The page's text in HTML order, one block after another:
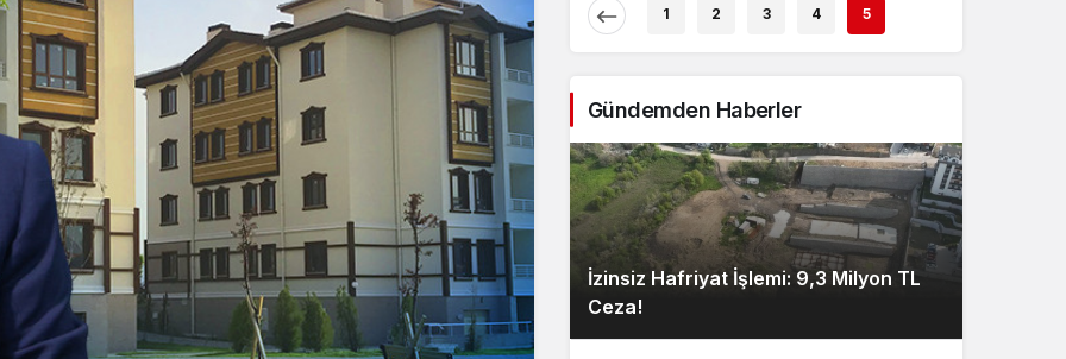
1 2 3 4 5
Gündemden Haberler
İzinsiz Hafriyat İşlemi: 9,3 Milyon TL
Ceza!